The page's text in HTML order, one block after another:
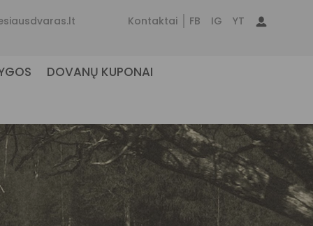
Kontaktai FB IG YT
DOVANŲ KUPONAI